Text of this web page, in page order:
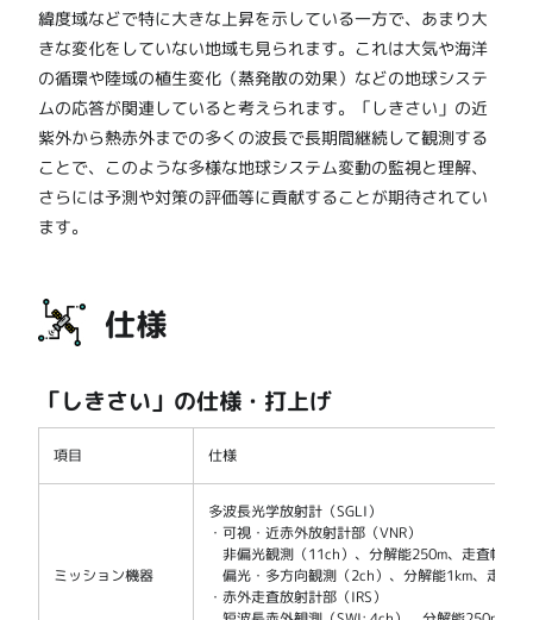
緯度域などで特に大きな上昇を示している一方で、あまり大
きな変化をしていない地域も見られます。これは大気や海洋
の循環や陸域の植生変化（蒸発散の効果）などの地球システ
ムの応答が関連していると考えられます。「しきさい」の近
紫外から熱赤外までの多くの波長で長期間継続して観測する
ことで、このような多様な地球システム変動の監視と理解、
さらには予測や対策の評価等に貢献することが期待されてい
ます。
仕様
「しきさい」の仕様・打上げ
項目 仕様
ミッション機器
多波長光学放射計（SGLI）
・可視・近赤外放射計部（VNR）
非偏光観測（11ch）、分解能250m、走査幅
偏光・多方向観測（2ch）、分解能1km、走査
・赤外走査放射計部（IRS）